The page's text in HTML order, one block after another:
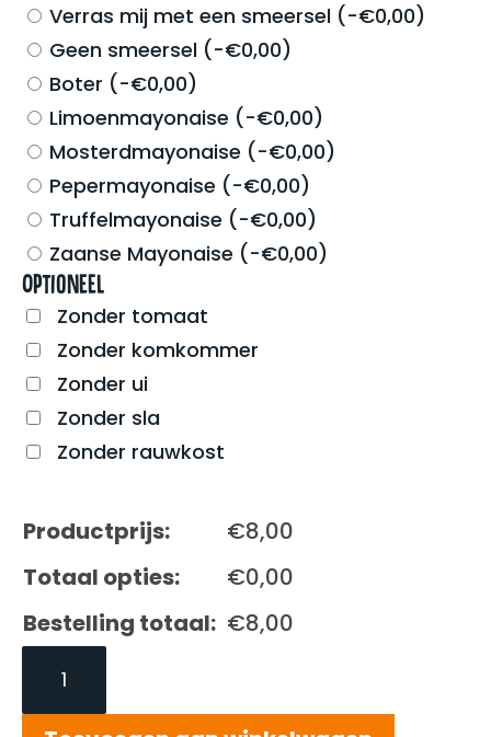
Verras mij met een smeersel (-€0,00)
Geen smeersel (-€0,00)
Boter (-€0,00)
Limoenmayonaise (-€0,00)
Mosterdmayonaise (-€0,00)
Pepermayonaise (-€0,00)
Truffelmayonaise (-€0,00)
Zaanse Mayonaise (-€0,00)
Optioneel
Zonder tomaat
Zonder komkommer
Zonder ui
Zonder sla
Zonder rauwkost
Productprijs: €8,00
Totaal opties:
€0,00
Bestelling totaal: €8,00
Gezond;
Kaas,
ei